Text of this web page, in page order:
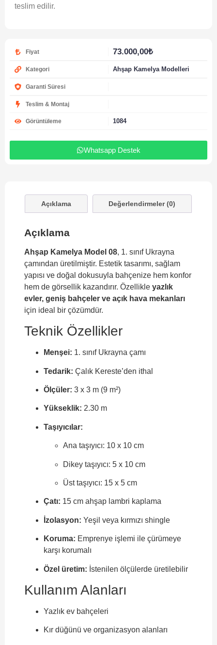
teslim edilir.
Fiyat 73.000,00₺
Kategori Ahşap Kamelya Modelleri
Garanti Süresi
Teslim & Montaj
Görüntüleme 1084
Whatsapp Destek
Açıklama Değerlendirmeler (0)
Açıklama
Ahşap Kamelya Model 08, 1. sınıf Ukrayna
çamından üretilmiştir. Estetik tasarımı, sağlam
yapısı ve doğal dokusuyla bahçenize hem konfor
hem de görsellik kazandırır. Özellikle yazlık
evler, geniş bahçeler ve açık hava mekanları
için ideal bir çözümdür.
Teknik Özellikler
Menşei: 1. sınıf Ukrayna çamı
Tedarik: Çalık Kereste’den ithal
Ölçüler: 3 x 3 m (9 m²)
Yükseklik: 2.30 m
Taşıyıcılar:
Ana taşıyıcı: 10 x 10 cm
Dikey taşıyıcı: 5 x 10 cm
Üst taşıyıcı: 15 x 5 cm
Çatı: 15 cm ahşap lambri kaplama
İzolasyon: Yeşil veya kırmızı shingle
Koruma: Emprenye işlemi ile çürümeye
karşı korumalı
Özel üretim: İstenilen ölçülerde üretilebilir
Kullanım Alanları
Yazlık ev bahçeleri
Kır düğünü ve organizasyon alanları